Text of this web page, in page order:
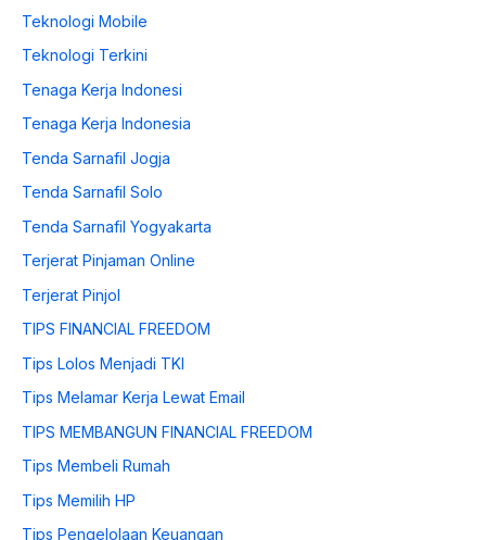
Teknologi Mobile
Teknologi Terkini
Tenaga Kerja Indonesi
Tenaga Kerja Indonesia
Tenda Sarnafil Jogja
Tenda Sarnafil Solo
Tenda Sarnafil Yogyakarta
Terjerat Pinjaman Online
Terjerat Pinjol
TIPS FINANCIAL FREEDOM
Tips Lolos Menjadi TKI
Tips Melamar Kerja Lewat Email
TIPS MEMBANGUN FINANCIAL FREEDOM
Tips Membeli Rumah
Tips Memilih HP
Tips Pengelolaan Keuangan